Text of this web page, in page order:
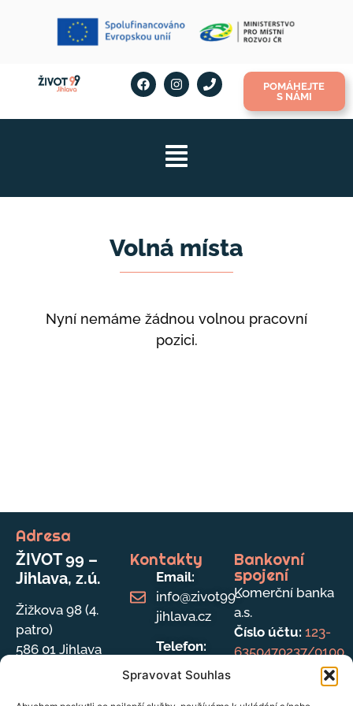
Spravovat Souhlas
POMÁHEJTE
S NÁMI
Volná místa
Nyní nemáme žádnou volnou pracovní
pozici.
Adresa
ŽIVOT 99 –
Jihlava, z.ú.
Žižkova 98 (4.
patro)
586 01 Jihlava
Kontakty
Email:
info@zivot99-
jihlava.cz
Telefon:
Bankovní
spojení
Komerční banka
a.s.
Číslo účtu: 123-
6350470237/0100